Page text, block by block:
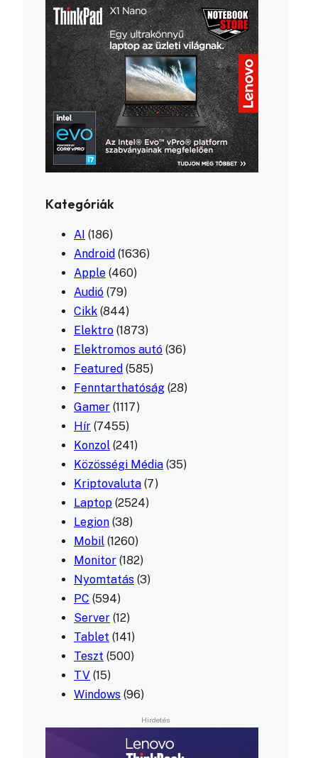
Kategóriák
AI (186)
Android (1636)
Apple (460)
Audió (79)
Cikk (844)
Elektro (1873)
Elektromos autó (36)
Featured (585)
Fenntarthatóság (28)
Gamer (1117)
Hír (7455)
Konzol (241)
Közösségi Média (35)
Kriptovaluta (7)
Laptop (2524)
Legion (38)
Mobil (1260)
Monitor (182)
Nyomtatás (3)
PC (594)
Server (12)
Tablet (141)
Teszt (500)
TV (15)
Windows (96)